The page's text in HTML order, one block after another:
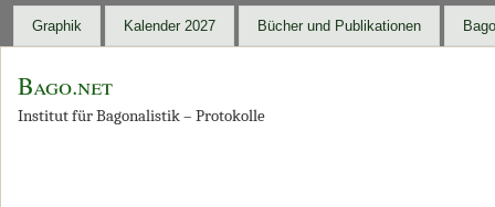
Graphik Kalender 2027 Bücher und Publikationen
Bago.net
Institut für Bagonalistik – Protokolle